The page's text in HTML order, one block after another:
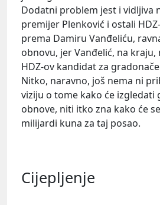
Dodatni problem jest i vidljiva
premijer Plenković i ostali
prema Damiru Vanđeliću,
obnovu, jer Vanđelić, na
HDZ-ov kandidat za
Nitko, naravno, još nema ni
viziju o tome kako će izgledati
obnove, niti itko zna kako će
milijardi kuna za taj posao.
Cijepljenje